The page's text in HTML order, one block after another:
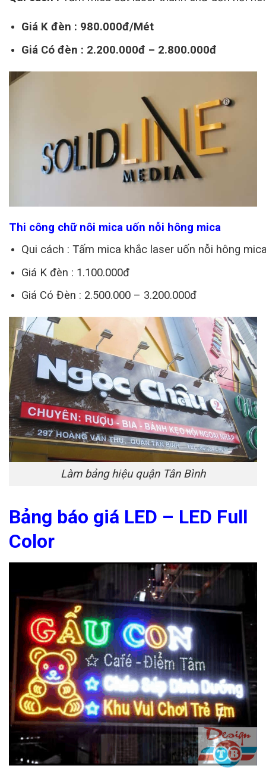
Giá K đèn : 980.000đ/Mét
Giá Có đèn : 2.200.000đ – 2.800.000đ
Thi công chữ nôi mica uốn nỗi hông mica
Qui cách : Tấm mica khắc laser uốn nỗi hông
Giá K đèn : 1.100.000đ
Giá Có Đèn : 2.500.000 – 3.200.000đ
Làm bảng hiệu quận Tân Bình
Bảng báo giá LED – LED Full
Color